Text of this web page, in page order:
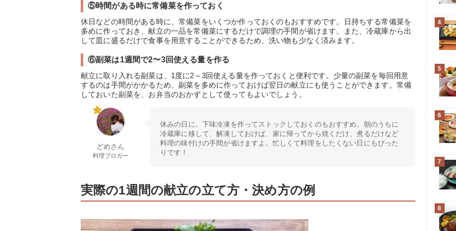
⑤時間がある時に常備菜を作っておく
休日などの時間がある時に、常備菜をいくつか作っておくのもおすすめです。日持ちする常備菜を
多めに作っておき、献立の一品を常備菜にするだけで調理の手間が省けます。また、冷蔵庫から出
して皿に盛るだけで食事を用意することができるため、洗い物も少なく済みます。
⑥副菜は1週間で2〜3回使える量を作る
献立に取り入れる副菜は、1度に2～3回使える量を作っておくと便利です。少量の副菜を毎回用意
するのは手間がかかるため、副菜を多めに作っておけば翌日の献立にも使うことができます。常備
しておいた副菜を、お弁当のおかずとして使ってもよいでしょう。
どめさん
料理ブロガー
休みの日に、下味冷凍を作ってストックしておくのもおすすめ。朝のうちに
冷蔵庫に移して、解凍しておけば、家に帰ってから焼くだけ、煮るだけなど
料理の味付けの手間が省けますよ。忙しくて料理をしたくない日にもぴった
りです！
実際の1週間の献立の立て方・決め方の例
4
5
6
7
8